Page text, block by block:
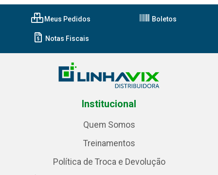
Meus Pedidos Boletos
Notas Fiscais
Institucional
Quem Somos
Treinamentos
Política de Troca e Devolução